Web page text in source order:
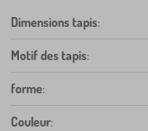
Dimensions tapis:
Motif des tapis:
forme:
Couleur: